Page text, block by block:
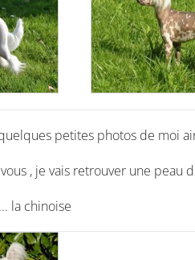
petites photos de moi
, je vais retrouver une peau
la chinoise